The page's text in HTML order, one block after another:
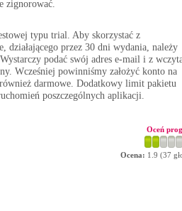
zignorować.
typu trial. Aby skorzystać z
działającego przez 30 dni wydania, należy
podać swój adres e-mail i z
Wcześniej powinniśmy założyć konto na
darmowe. Dodatkowy limit pakietu
poszczególnych aplikacji.
Oceń
Ocena: 1.9 (37